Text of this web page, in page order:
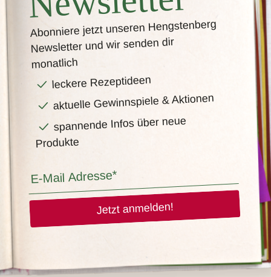
Abonniere jetzt unseren Hengstenberg
Newsletter und wir senden dir
monatlich
leckere Rezeptideen
aktuelle Gewinnspiele & Aktionen
spannende Infos über neue
Produkte
Jetzt anmelden!